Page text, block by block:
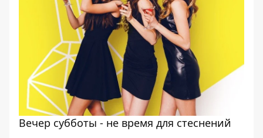
Вечер субботы - не время для стеснений